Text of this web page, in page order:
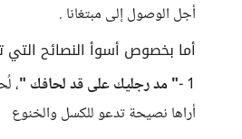
أجل الوصول إلى مبتغانا .
أما بخصوص أسوأ النصائح
1 - " مد رجليك على قد لحافك "،
أراها نصيحة تدعو للكسل والخنوع